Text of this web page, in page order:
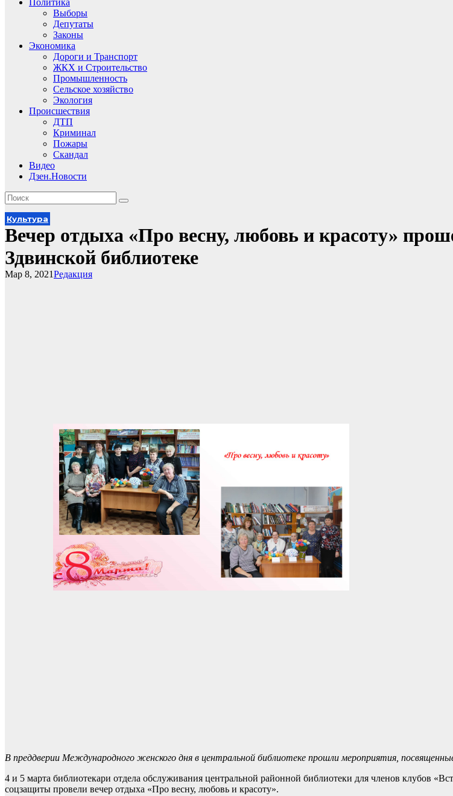
Политика
Выборы
Депутаты
Законы
Экономика
Дороги и Транспорт
ЖКХ и Строительство
Промышленность
Сельское хозяйство
Экология
Происшествия
ДТП
Криминал
Пожары
Скандал
Видео
Дзен.Новости
Культура
Вечер отдыха «Про весну, любовь и красоту»
Здвинской библиотеке
Редакция
Мар 8, 2021
В преддверии Международного женского дня в центральной библиотеке прошли мероприятия,
4 и 5 марта библиотекари отдела обслуживания центральной районной библиотеки для членов клубов
соцзащиты провели вечер отдыха «Про весну, любовь и красоту».